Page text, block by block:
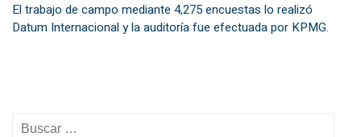
El trabajo de campo mediante 4,275 encuestas lo realizó
Datum Internacional y la auditoría fue efectuada por KPMG.